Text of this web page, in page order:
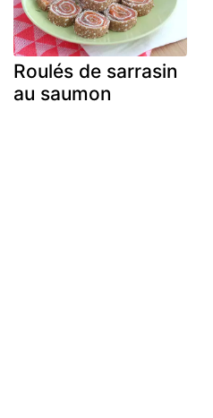
Roulés de sarrasin
au saumon